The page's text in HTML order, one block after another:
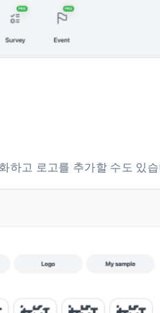
하고 로고를 추가할 수도 있